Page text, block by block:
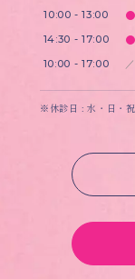
10:00 - 13:00
14:30 - 17:00
10:00 - 17:00 ／
※休診日 : 水・日・祝